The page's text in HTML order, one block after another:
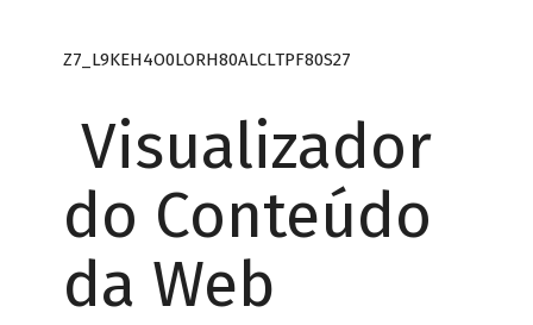
Z7_L9KEH4O0LORH80ALCLTPF80S27
Visualizador
do Conteúdo
da Web